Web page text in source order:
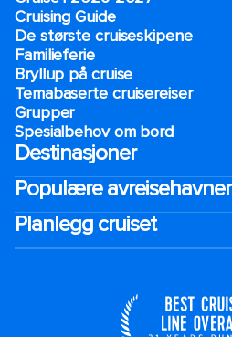
Cruising Guide
De største cruiseskipene
Familieferie
Bryllup på cruise
Temabaserte cruisereiser
Grupper
Spesialbehov om bord
Destinasjoner
Populære avreisehavner
Planlegg cruiset